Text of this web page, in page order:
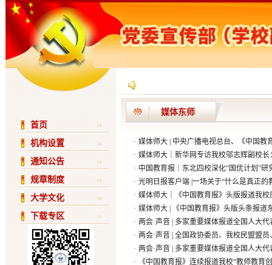
首页
机构设置
通知公告
规章制度
大学文化
下载专区
媒体东师
· 媒体师大 | 中央广播电视总台、《中国教
· 媒体师大｜新华网专访我校邬志辉副校
· 中国教育报｜东北四校深化“国优计划”
· 光明日报客户端 |一场关于“什么是真正
· 媒体师大｜《中国教育报》头版报道我
· 媒体师大 | 《中国教育报》头版头条报道
· 两会·声音 | 多家重要媒体报道全国人大
· 两会·声音 | 全国政协委员、我校民盟盟
· 两会·声音 | 多家重要媒体报道全国人大
·
《中国教育报》连续报道我校“教师教育